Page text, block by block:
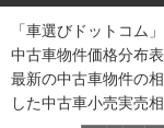
「車選びドットコム
中古車物件価格分布
最新の中古車物件の
した中古車小売実売